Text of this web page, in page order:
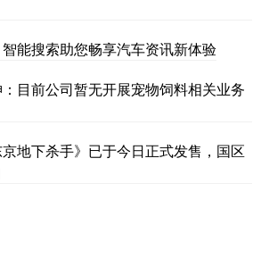
能搜索助您畅享汽车资讯新体验
目前公司暂无开展宠物饲料相关业务
地下杀手》已于今日正式发售，国区